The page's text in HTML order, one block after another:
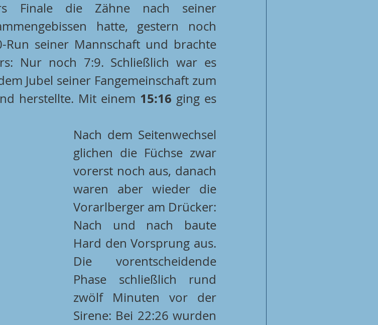
Finale die Zähne nach seiner
hatte, gestern noch
Run seiner Mannschaft und brachte
Nur noch 7:9. Schließlich war es
Jubel seiner Fangemeinschaft zum
herstellte. Mit einem 15:16 ging es
Nach dem Seitenwechsel
glichen die Füchse zwar
vorerst noch aus, danach
waren aber wieder die
Vorarlberger am Drücker:
Nach und nach baute
Hard den Vorsprung aus.
Die vorentscheidende
Phase schließlich rund
zwölf Minuten vor der
Sirene: Bei 22:26 wurden